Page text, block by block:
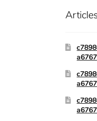
a6767
a6767
a6767